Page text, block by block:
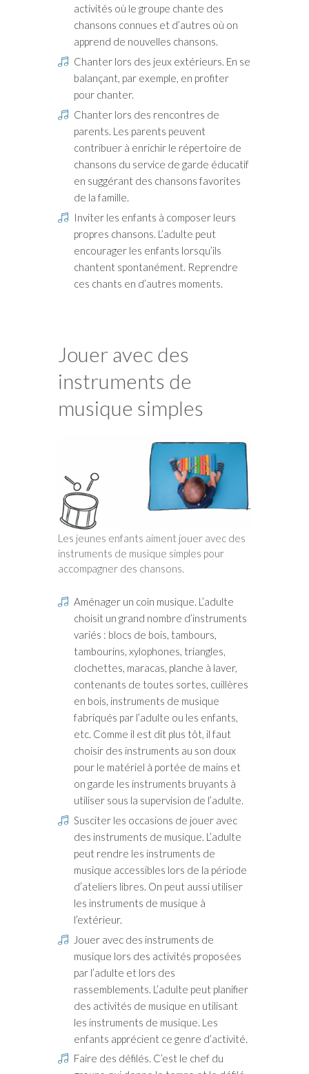
activités où le groupe chante des
chansons connues et d’autres où on
apprend de nouvelles chansons.
Chanter lors des jeux extérieurs. En se
balançant, par exemple, en profiter
pour chanter.
Chanter lors des rencontres de
parents. Les parents peuvent
contribuer à enrichir le répertoire de
chansons du service de garde éducatif
en suggérant des chansons favorites
de la famille.
Inviter les enfants à composer leurs
propres chansons. L’adulte peut
encourager les enfants lorsqu’ils
chantent spontanément. Reprendre
ces chants en d’autres moments.
Jouer avec des
instruments de
musique simples
Les jeunes enfants aiment jouer avec des
instruments de musique simples pour
accompagner des chansons.
Aménager un coin musique. L’adulte
choisit un grand nombre d’instruments
variés : blocs de bois, tambours,
tambourins, xylophones, triangles,
clochettes, maracas, planche à laver,
contenants de toutes sortes, cuillères
en bois, instruments de musique
fabriqués par l’adulte ou les enfants,
etc. Comme il est dit plus tôt, il faut
choisir des instruments au son doux
pour le matériel à portée de mains et
on garde les instruments bruyants à
utiliser sous la supervision de l’adulte.
Susciter les occasions de jouer avec
des instruments de musique. L’adulte
peut rendre les instruments de
musique accessibles lors de la période
d’ateliers libres. On peut aussi utiliser
les instruments de musique à
l’extérieur.
Jouer avec des instruments de
musique lors des activités proposées
par l’adulte et lors des
rassemblements. L’adulte peut planifier
des activités de musique en utilisant
les instruments de musique. Les
enfants apprécient ce genre d’activité.
Faire des défilés. C’est le chef du